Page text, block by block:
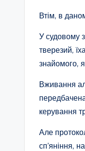
Втім, в
У судовому
тверезий,
знайомого,
Вживання
керування
Але
сп’яніння,